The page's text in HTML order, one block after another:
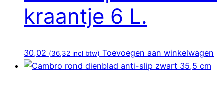
kraantje 6 L.
30,02 (36,32 incl btw) Toevoegen aan winkelwagen